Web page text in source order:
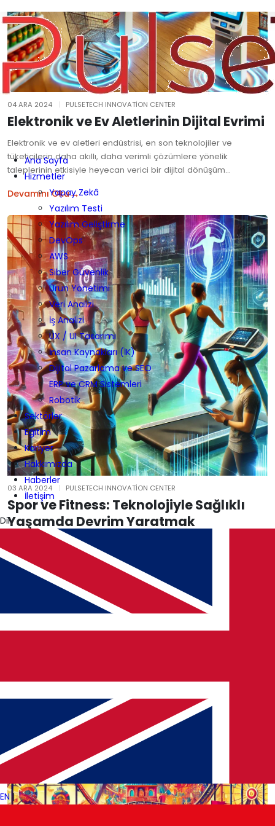
Ana Sayfa
Hizmetler
Yapay Zekâ
Yazılım Testi
Yazılım Geliştirme
DevOps
AWS
Siber Güvenlik
Ürün Yönetimi
Veri Analizi
İş Analizi
UX / UI Tasarımı
İnsan Kaynakları (İK)
Dijital Pazarlama ve SEO
ERP ve CRM Sistemleri
Robotik
Sektörler
Eğitim
Kariyer
Hakkımızda
Haberler
İletişim
Dil
EN |
04 ARA 2024 PULSETECH INNOVATION CENTER
Elektronik ve Ev Aletlerinin Dijital Evrimi
Elektronik ve ev aletleri endüstrisi, en son teknolojiler ve
tüketicilerin daha akıllı, daha verimli çözümlere yönelik
taleplerinin etkisiyle heyecan verici bir dijital dönüşüm…
Devamını Oku→
03 ARA 2024 PULSETECH INNOVATION CENTER
Spor ve Fitness: Teknolojiyle Sağlıklı
Yaşamda Devrim Yaratmak
Günümüzün hızlı dünyasında, spor ve fitness artık sadece fiziksel
iyilik haliyle ilgili değil; aktif kalmayı daha erişilebilir, verimli ve
keyifli hale getiren teknolojik…
Devamını Oku→